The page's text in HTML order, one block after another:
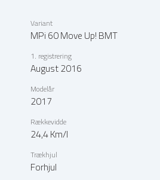
Variant
MPi 60 Move Up! BMT
1. registrering
August 2016
Modelår
2017
Rækkevidde
24,4 Km/l
Trækhjul
Forhjul